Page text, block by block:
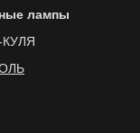
лампы
КУЛЯ